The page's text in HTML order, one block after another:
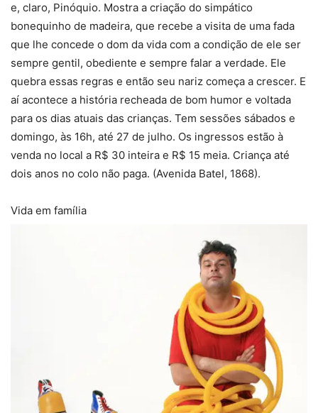
e, claro, Pinóquio. Mostra a criação do simpático
bonequinho de madeira, que recebe a visita de uma fada
que lhe concede o dom da vida com a condição de ele ser
sempre gentil, obediente e sempre falar a verdade. Ele
quebra essas regras e então seu nariz começa a crescer. E
aí acontece a história recheada de bom humor e voltada
para os dias atuais das crianças. Tem sessões sábados e
domingo, às 16h, até 27 de julho. Os ingressos estão à
venda no local a R$ 30 inteira e R$ 15 meia. Criança até
dois anos no colo não paga. (Avenida Batel, 1868).
Vida em família